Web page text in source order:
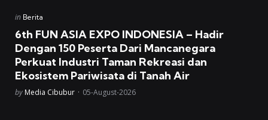
Posted
in Berita
6th FUN ASIA EXPO INDONESIA – Hadir
Dengan 150 Peserta Dari Mancanegara
Perkuat Industri Taman Rekreasi dan
Ekosistem Pariwisata di Tanah Air
Posted
by Media Cibubur 05-August-2026